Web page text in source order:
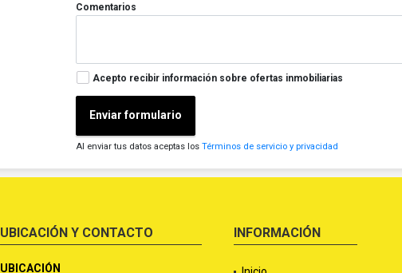
Comentarios
Acepto recibir información sobre ofertas inmobiliarias
Enviar formulario
Al enviar tus datos aceptas losTérminos de servicio y privacidad
UBICACIÓN Y CONTACTO
UBICACIÓN
INFORMACIÓN